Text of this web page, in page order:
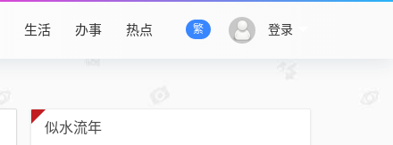
登录
繁
生活 办事 热点
似水流年